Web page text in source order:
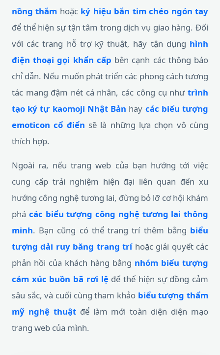
nồng thắm hoặc ký hiệu bắn tim chéo ngón tay
để thể hiện sự tận tâm trong dịch vụ giao hàng. Đối
với các trang hỗ trợ kỹ thuật, hãy tận dụng hình
điện thoại gọi khẩn cấp bên cạnh các thông báo
chỉ dẫn. Nếu muốn phát triển các phong cách tương
tác mang đậm nét cá nhân, các công cụ như trình
tạo ký tự kaomoji Nhật Bản hay các biểu tượng
emoticon cổ điển sẽ là những lựa chọn vô cùng
thích hợp.
Ngoài ra, nếu trang web của bạn hướng tới việc
cung cấp trải nghiệm hiện đại liên quan đến xu
hướng công nghệ tương lai, đừng bỏ lỡ cơ hội khám
phá các biểu tượng công nghệ tương lai thông
minh. Bạn cũng có thể trang trí thêm bằng biểu
tượng dải ruy băng trang tríhoặc giải quyết các
phản hồi của khách hàng bằng nhóm biểu tượng
cảm xúc buồn bã rơi lệđể thể hiện sự đồng cảm
sâu sắc, và cuối cùng tham khảo biểu tượng thẩm
mỹ nghệ thuậtđể làm mới toàn diện diện mạo
trang web của mình.